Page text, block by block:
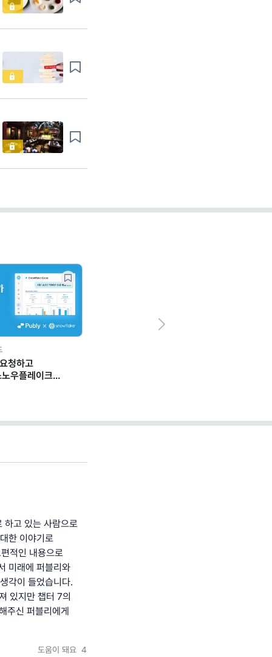
청하고
우플레이크
하고 있는 사람으로
한 이야기로
적인 내용으로
미래에 퍼블리와
각이 들었습니다.
있지만 챕터 7의
주신 퍼블리에게
도움이 돼요 4